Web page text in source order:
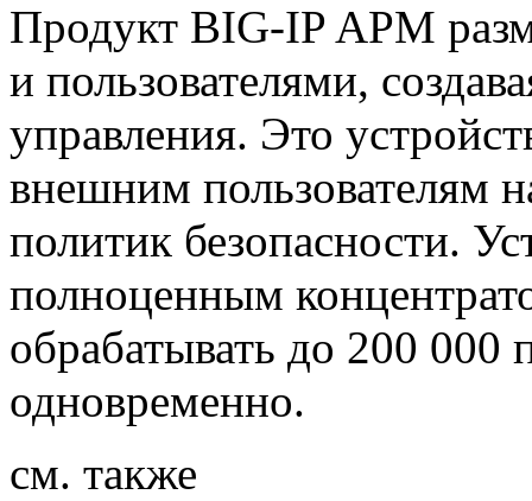
Продукт BIG-IP APM
и пользователями,
управления. Это
внешним пользователям
политик безопасности.
полноценным
обрабатывать до 200 000
одновременно.
см. также